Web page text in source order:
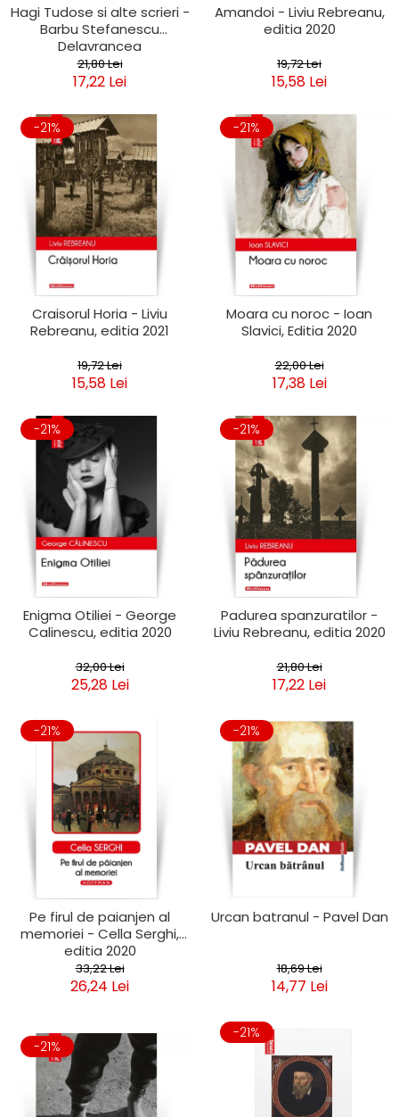
Hagi Tudose si alte scrieri -
Barbu Stefanescu
Delavrancea
21,80 Lei
17,22 Lei
Amandoi - Liviu Rebreanu,
editia 2020
19,72 Lei
15,58 Lei
-21%
Craisorul Horia - Liviu
Rebreanu, editia 2021
19,72 Lei
15,58 Lei
-21%
Moara cu noroc - Ioan
Slavici, Editia 2020
22,00 Lei
17,38 Lei
-21%
Enigma Otiliei - George
Calinescu, editia 2020
32,00 Lei
25,28 Lei
-21%
Padurea spanzuratilor -
Liviu Rebreanu, editia 2020
21,80 Lei
17,22 Lei
-21%
Pe firul de paianjen al
memoriei - Cella Serghi,
editia 2020
33,22 Lei
26,24 Lei
-21%
Urcan batranul - Pavel Dan
18,69 Lei
14,77 Lei
-21%
-21%